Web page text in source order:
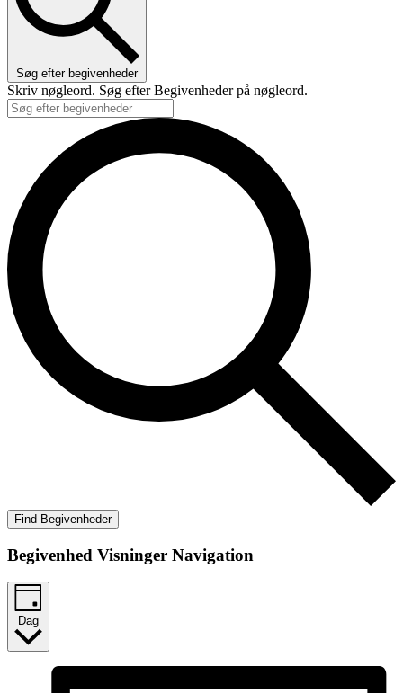
Søg efter begivenheder
Skriv nøgleord. Søg efter Begivenheder på nøgleord.
Find Begivenheder
Begivenhed Visninger Navigation
Dag